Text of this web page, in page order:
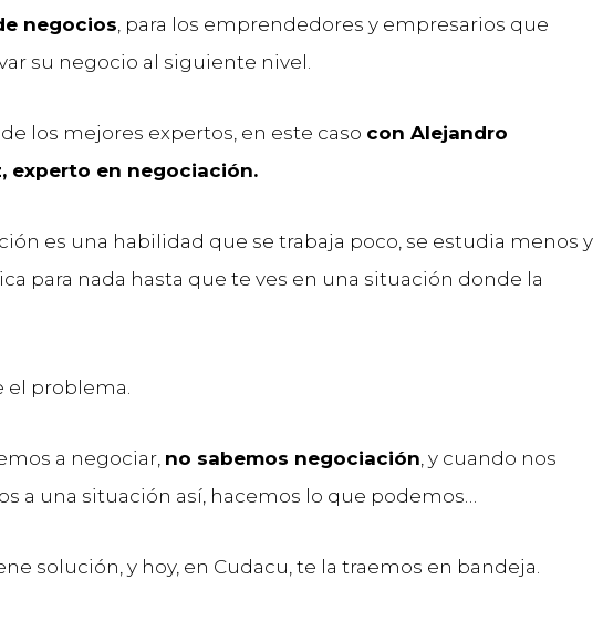
negocios, para los emprendedores y empresarios que
su negocio al siguiente nivel.
los mejores expertos, en este caso con Alejandro
experto en negociación.
es una habilidad que se trabaja poco, se estudia menos y
para nada hasta que te ves en una situación donde la
el problema.
a negociar, no sabemos negociación, y cuando nos
a una situación así, hacemos lo que podemos…
solución, y hoy, en Cudacu, te la traemos en bandeja.